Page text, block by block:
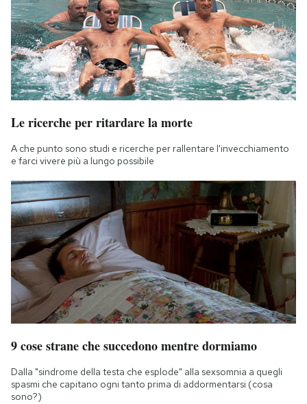
Le ricerche per ritardare la morte
A che punto sono studi e ricerche per rallentare l'invecchiamento
e farci vivere più a lungo possibile
9 cose strane che succedono mentre dormiamo
Dalla "sindrome della testa che esplode" alla sexsomnia a quegli
spasmi che capitano ogni tanto prima di addormentarsi (cosa
sono?)